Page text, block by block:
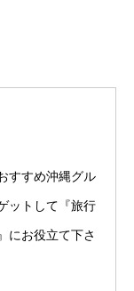
すすめ沖縄グル
ットして『旅行
にお役立て下さ